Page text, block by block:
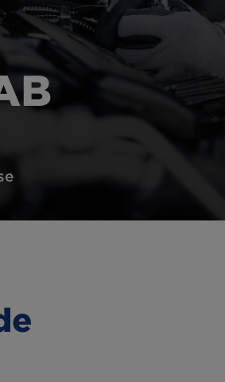
Hjulinställning
Byta lampor
Semesterkontroll
Backljus